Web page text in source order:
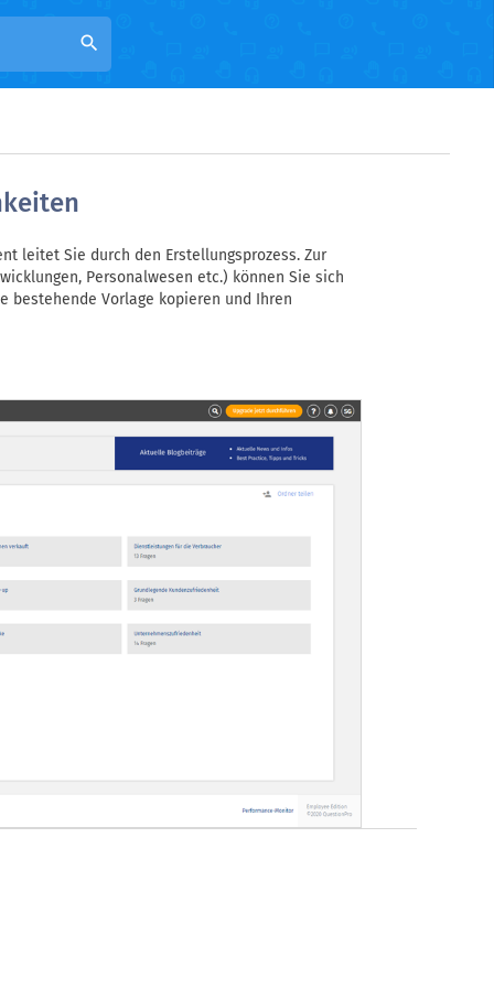
search
leitet Sie durch den Erstellungsprozess. Zur
Personalwesen etc.) können Sie sich
bestehende Vorlage kopieren und Ihren